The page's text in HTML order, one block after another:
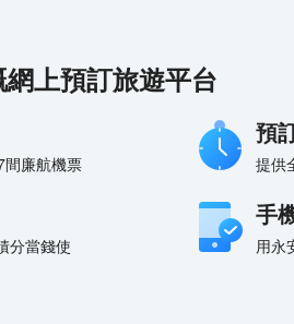
上預訂旅遊平台
間廉航機票
預
提供
分當錢使
手
用永